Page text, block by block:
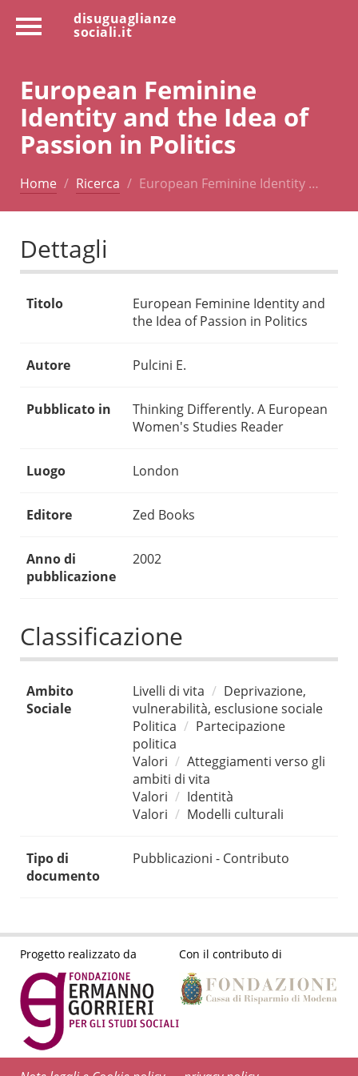
disuguaglianze
sociali.it
European Feminine
Identity and the Idea of
Passion in Politics
Home Ricerca European Feminine Identity …
Dettagli
Titolo
European Feminine Identity and
the Idea of Passion in Politics
Autore Pulcini E.
Pubblicato in
Thinking Differently. A European
Women's Studies Reader
Luogo London
Editore Zed Books
Anno di
pubblicazione
2002
Classificazione
Ambito
Sociale
Livelli di vita
Deprivazione,
vulnerabilità, esclusione sociale
Politica
Partecipazione
politica
Valori
Atteggiamenti verso gli
ambiti di vita
Valori
Identità
Valori
Modelli culturali
Tipo di
documento
Pubblicazioni - Contributo
Progetto realizzato da Con il contributo di